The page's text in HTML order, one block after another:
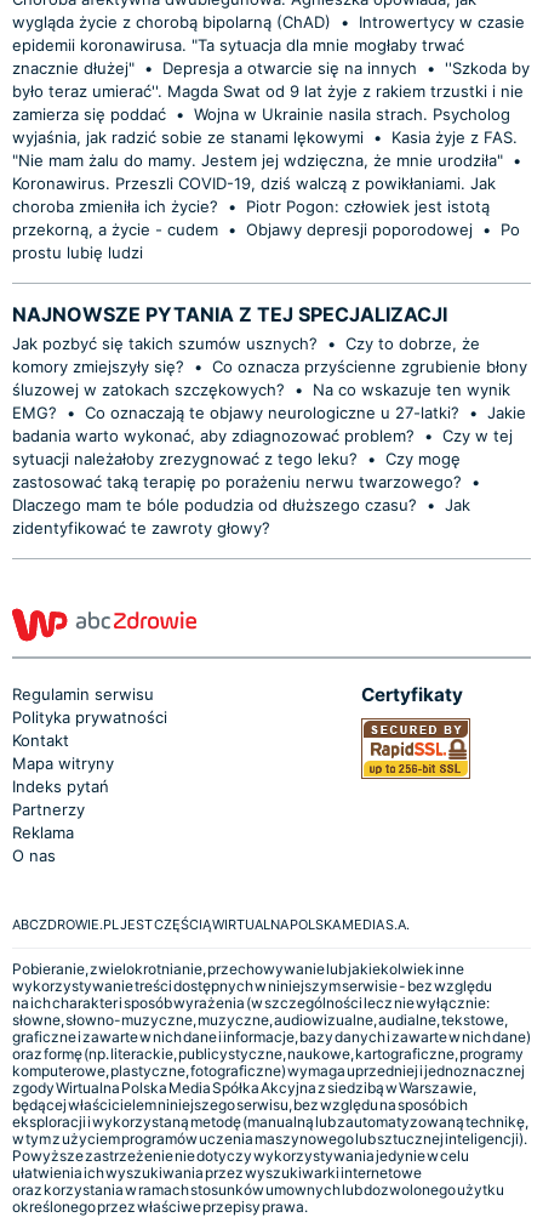
wygląda życie z chorobą bipolarną (ChAD)
•
Introwertycy w czasie
epidemii koronawirusa. "Ta sytuacja dla mnie mogłaby trwać
znacznie dłużej" • Depresja a otwarcie się na innych •
''Szkoda by
było teraz umierać''. Magda Swat od 9 lat żyje z rakiem trzustki i nie
zamierza się poddać • Wojna w Ukrainie nasila strach. Psycholog
wyjaśnia, jak radzić sobie ze stanami lękowymi •
Kasia żyje z FAS.
"Nie mam żalu do mamy. Jestem jej wdzięczna, że mnie urodziła" •
Koronawirus. Przeszli COVID-19, dziś walczą z powikłaniami. Jak
choroba zmieniła ich życie?
•
Piotr Pogon: człowiek jest istotą
przekorną, a życie - cudem • Objawy depresji poporodowej •
Po
prostu lubię ludzi
NAJNOWSZE PYTANIA Z TEJ SPECJALIZACJI
Jak pozbyć się takich szumów usznych? • Czy to dobrze, że
komory zmiejszyły się?
• Co oznacza przyścienne zgrubienie błony
śluzowej w zatokach szczękowych?
•
Na co wskazuje ten wynik
EMG?
• Co oznaczają te objawy neurologiczne u 27-latki? • Jakie
badania warto wykonać, aby zdiagnozować problem?
• Czy w tej
sytuacji należałoby zrezygnować z tego leku?
• Czy mogę
zastosować taką terapię po porażeniu nerwu twarzowego?
•
Dlaczego mam te bóle podudzia od dłuższego czasu?
• Jak
zidentyfikować te zawroty głowy?
Regulamin serwisu
Polityka prywatności
Kontakt
Mapa witryny
Indeks pytań
Partnerzy
Reklama
O nas
Certyfikaty
ABCZDROWIE.PL JEST CZĘŚCIĄ WIRTUALNA POLSKA MEDIA S.A.
Pobieranie, zwielokrotnianie, przechowywanie lub jakiekolwiek inne
wykorzystywanie treści dostępnych w niniejszym serwisie - bez względu
na ich charakter i sposób wyrażenia (w szczególności lecz nie wyłącznie:
słowne, słowno-muzyczne, muzyczne, audiowizualne, audialne, tekstowe,
graficzne i zawarte w nich dane i informacje, bazy danych i zawarte w nich dane)
oraz formę (np. literackie, publicystyczne, naukowe, kartograficzne, programy
komputerowe, plastyczne, fotograficzne) wymaga uprzedniej i jednoznacznej
zgody Wirtualna Polska Media Spółka Akcyjna z siedzibą w Warszawie,
będącej właścicielem niniejszego serwisu, bez względu na sposób ich
eksploracji i wykorzystaną metodę (manualną lub zautomatyzowaną technikę,
w tym z użyciem programów uczenia maszynowego lub sztucznej inteligencji).
Powyższe zastrzeżenie nie dotyczy wykorzystywania jedynie w celu
ułatwienia ich wyszukiwania przez wyszukiwarki internetowe
oraz korzystania w ramach stosunków umownych lub dozwolonego użytku
określonego przez właściwe przepisy prawa.